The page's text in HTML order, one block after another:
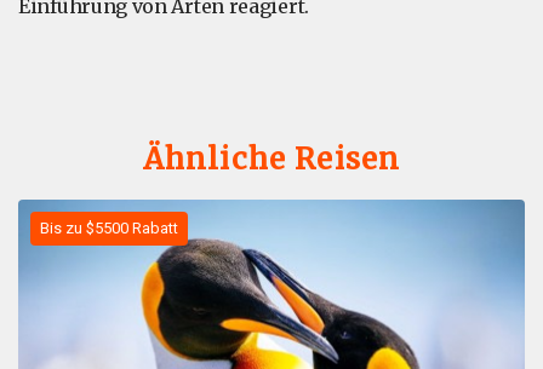
Einführung von Arten reagiert.
Ähnliche Reisen
Bis zu $5500 Rabatt